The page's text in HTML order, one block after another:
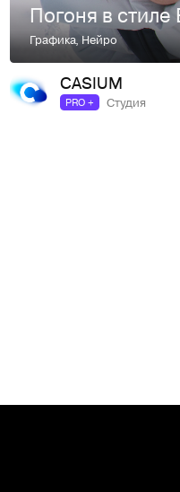
Графика,Нейро
CASIUM
PRO + Студия